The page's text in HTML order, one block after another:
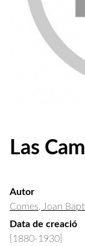
Las
Autor
Comes, Joan
Data de creació
[1880-1930]